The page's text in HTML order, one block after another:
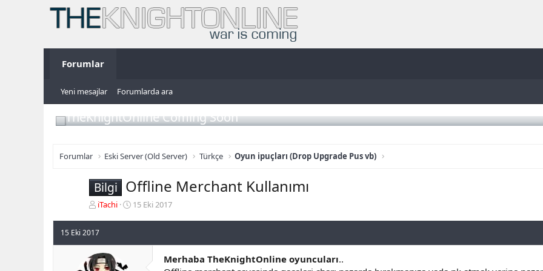
Forumlar
Yeni mesajlar Forumlarda ara
TheKnightOnline Coming Soon
Forumlar Eski Server (Old Server) Türkçe Oyun ipuçları (Drop Upgrade Pus vb)
Bilgi Offline Merchant Kullanımı
K
b
u
y
iTachi
B
a
15 Eki 2017
15 Eki 2017
Merhaba TheKnightOnline oyuncuları..